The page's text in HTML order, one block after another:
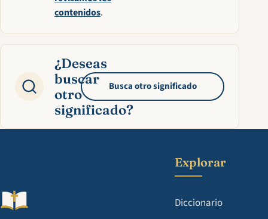
contenidos.
¿Deseas
buscar
otro
significado?
Busca otro significado
Explorar
Diccionario